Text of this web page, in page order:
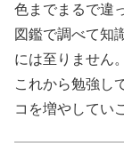
色までまるで違
図鑑で調べて知
には至りません。
これから勉強し
コを増やしてい